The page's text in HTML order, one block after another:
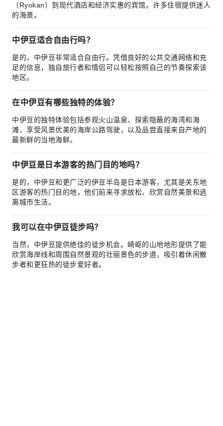
（Ryokan）到现代酒店和经济实惠的宾馆。许多住宿提供迷人
的海景。
中伊豆适合自由行吗？
是的，中伊豆非常适合自由行。凭借良好的公共交通网络和充
足的信息，独自旅行者和情侣可以轻松按照自己的节奏探索该
地区。
在中伊豆有哪些独特的体验？
中伊豆的独特体验包括参观火山温泉、探索隐蔽的海湾和海
滩、享受风景优美的海岸公路驾驶，以及品尝直接来自产地的
最新鲜的当地海鲜。
中伊豆是日本游客的热门目的地吗？
是的，中伊豆和更广泛的伊豆半岛是日本游客，尤其是关东地
区游客的热门目的地，他们前来寻求放松、欣赏自然美景和逃
离城市生活。
我可以在中伊豆徒步吗？
当然，中伊豆提供绝佳的徒步机会。崎岖的山地地形提供了能
欣赏海岸线和周围自然景观的壮丽景色的步道，吸引着休闲散
步者和更狂热的徒步爱好者。